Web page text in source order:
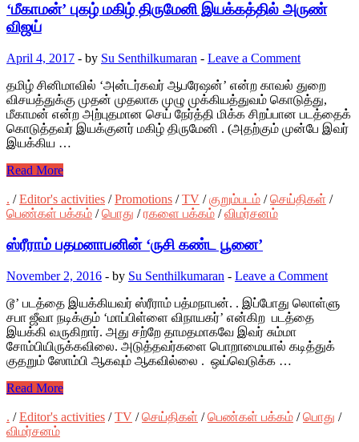
‘மீகாமன்’ புகழ் மகிழ் திருமேனி இயக்கத்தில் அருண்
விஜய்
April 4, 2017 - by Su Senthilkumaran - Leave a Comment
தமிழ் சினிமாவில் ‘அன்டர்கவர் ஆபரேஷன்’ என்ற காவல் துறை
விசயத்துக்கு முதன் முதலாக முழு முக்கியத்துவம் கொடுத்து,
மீகாமன் என்ற அற்புதமான செய் நேர்த்தி மிக்க சிறப்பான படத்தைக்
கொடுத்தவர் இயக்குனர் மகிழ் திருமேனி . (அதற்கும் முன்பே இவர்
இயக்கிய …
Read More
. /Editor's activities /Promotions /TV /குறும்படம் /செய்திகள் /
பெண்கள் பக்கம் /பொது /ரகளை பக்கம் /விமர்சனம்
ஸ்ரீராம் பதமனாபனின் ‘ருசி கண்ட பூனை’
November 2, 2016 - by Su Senthilkumaran - Leave a Comment
டூ’ படத்தை இயக்கியவர் ஸ்ரீராம் பத்மநாபன். . இப்போது லொள்ளு
சபா ஜீவா நடிக்கும் ‘மாப்பிள்ளை விநாயகர்’ என்கிற படத்தை
இயக்கி வருகிறார். அது சற்றே தாமதமாகவே இவர் சும்மா
சோம்பியிருக்கவிலை. அடுத்தவர்களை பொறாமையால் கடித்துக்
குதறும் ஸோம்பி ஆகவும் ஆகவில்லை . ஒய்வெடுக்க …
Read More
. /Editor's activities /TV /செய்திகள் /பெண்கள் பக்கம் /பொது /
விமர்சனம்